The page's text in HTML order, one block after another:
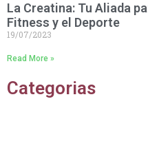
La Creatina: Tu Aliada
Fitness y el Deporte
19/07/2023
Read More »
Categorias